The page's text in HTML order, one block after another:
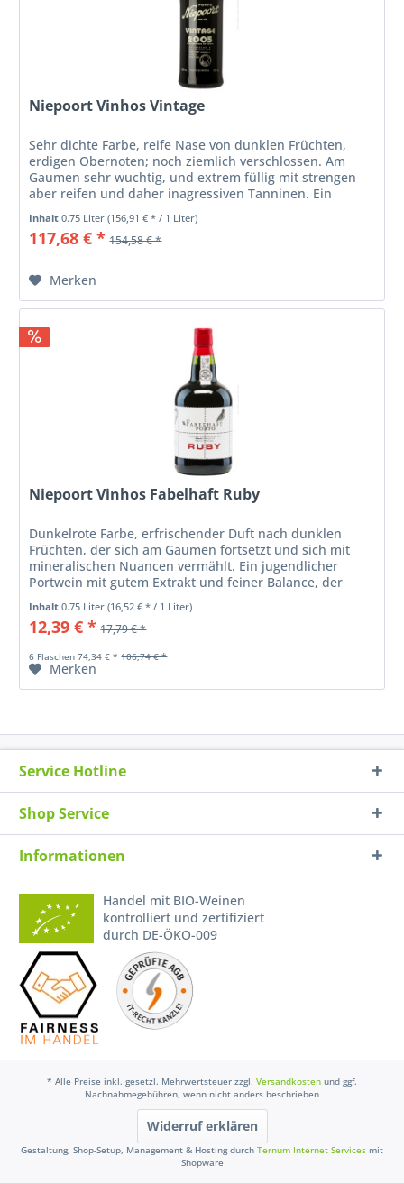
Niepoort Vinhos Vintage
Sehr dichte Farbe, reife Nase von dunklen Früchten,
erdigen Obernoten; noch ziemlich verschlossen. Am
Gaumen sehr wuchtig, und extrem füllig mit strengen
aber reifen und daher inagressiven Tanninen. Ein
Inhalt0.75 Liter(156,91 € * / 1 Liter)
117,68 € * 154,58 € *
Merken
Niepoort Vinhos Fabelhaft Ruby
Dunkelrote Farbe, erfrischender Duft nach dunklen
Früchten, der sich am Gaumen fortsetzt und sich mit
mineralischen Nuancen vermählt. Ein jugendlicher
Portwein mit gutem Extrakt und feiner Balance, der
angenehm trinkbar ist. Man serviert...
Inhalt0.75 Liter(16,52 € * / 1 Liter)
12,39 € * 17,79 € *
6 Flaschen 74,34 € * 106,74 € *
Merken
Service Hotline
Shop Service
Informationen
Handel mit BIO-Weinen
kontrolliert und zertifiziert
durch DE-ÖKO-009
* Alle Preise inkl. gesetzl. Mehrwertsteuer zzgl. Versandkosten und ggf.
Nachnahmegebühren, wenn nicht anders beschrieben
Widerruf erklären
Gestaltung, Shop-Setup, Management & Hosting durch Ternum Internet Services mit
Shopware